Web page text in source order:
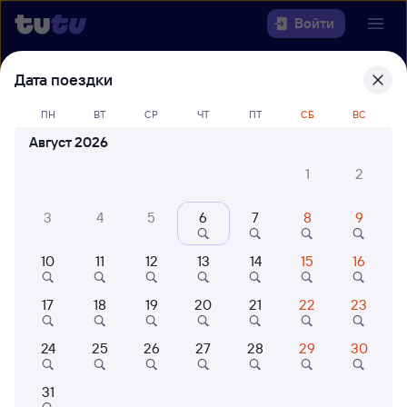
Войти
Выберите день, чтобы найти
билеты Новосибирск-Главный — Ея
22 года работаем для вас
Куда
Когда
Кто едет
Найти поезда
Дата поездки
ПН ВТ СР ЧТ ПТ СБ ВС
Август 2026
1
2
3 4 5 6 7 8 9
10 11 12 13 14 15 16
17 18 19 20 21 22 23
24 25 26 27 28 29 30
31